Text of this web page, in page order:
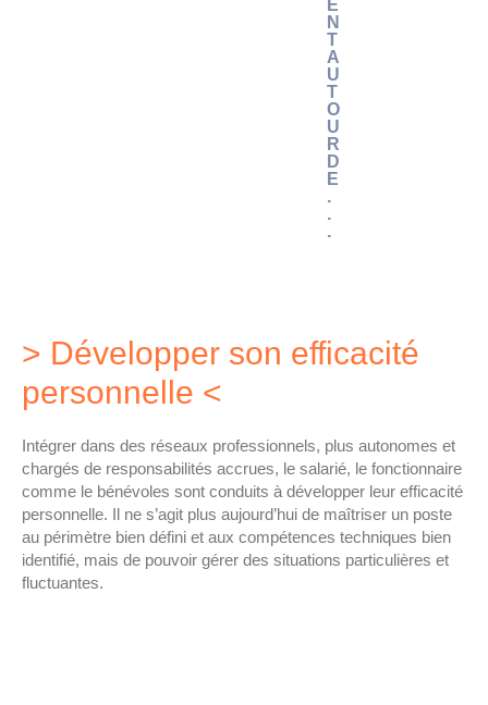
E
N
T
A
U
T
O
U
R
D
E
.
.
.
> Développer son efficacité
personnelle <
Intégrer dans des réseaux professionnels, plus autonomes et
chargés de responsabilités accrues, le salarié, le fonctionnaire
comme le bénévoles sont conduits à développer leur efficacité
personnelle. Il ne s’agit plus aujourd’hui de maîtriser un poste
au périmètre bien défini et aux compétences techniques bien
identifié, mais de pouvoir gérer des situations particulières et
fluctuantes.